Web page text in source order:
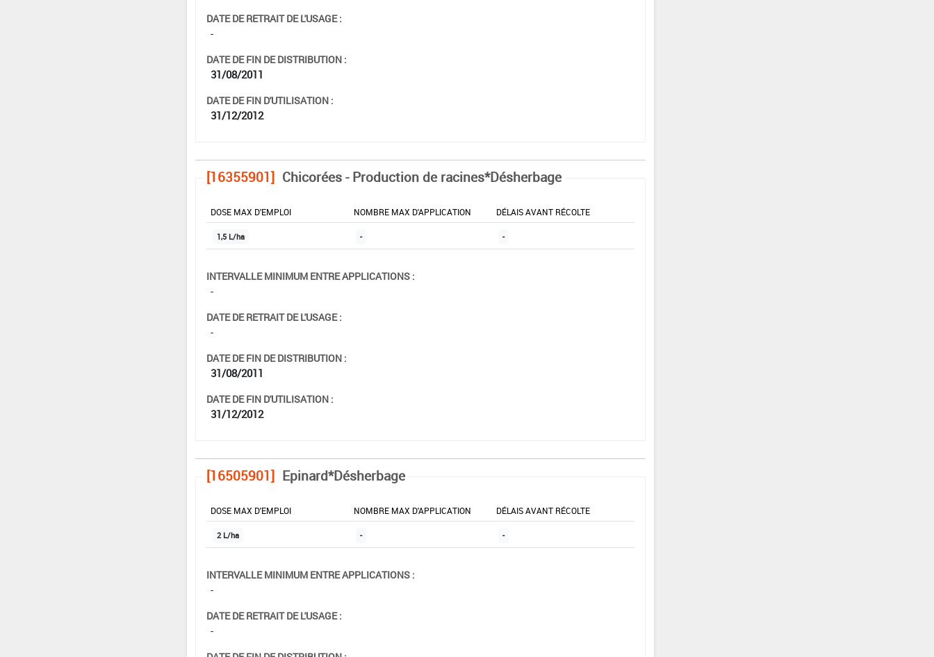
DATE DE RETRAIT DE L'USAGE :
-
DATE DE FIN DE DISTRIBUTION :
31/08/2011
DATE DE FIN D'UTILISATION :
31/12/2012
[16355901] Chicorées - Production de racines*Désherbage
DOSE MAX D'EMPLOI NOMBRE MAX D'APPLICATION DÉLAIS AVANT RÉCOLTE
1,5 L/ha - -
INTERVALLE MINIMUM ENTRE APPLICATIONS :
-
DATE DE RETRAIT DE L'USAGE :
-
DATE DE FIN DE DISTRIBUTION :
31/08/2011
DATE DE FIN D'UTILISATION :
31/12/2012
[16505901] Epinard*Désherbage
DOSE MAX D'EMPLOI NOMBRE MAX D'APPLICATION DÉLAIS AVANT RÉCOLTE
2 L/ha - -
INTERVALLE MINIMUM ENTRE APPLICATIONS :
-
DATE DE RETRAIT DE L'USAGE :
-